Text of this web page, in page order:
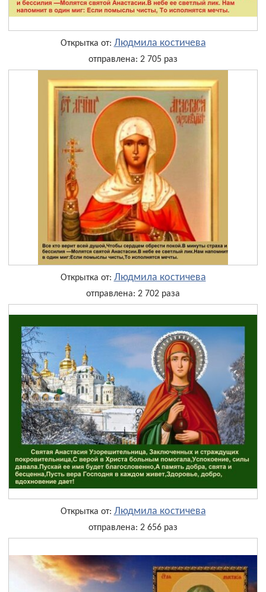
Открытка от: Людмила костичева
отправлена: 2 705 раз
Открытка от: Людмила костичева
отправлена: 2 702 раза
Открытка от: Людмила костичева
отправлена: 2 656 раз